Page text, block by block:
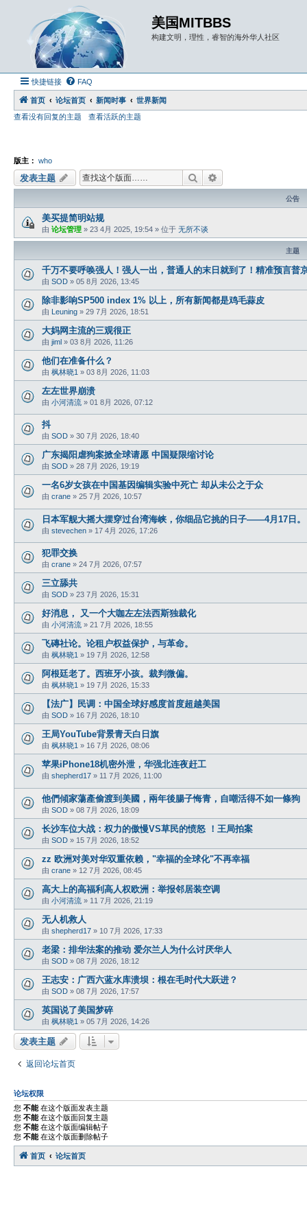
美国MITBBS
构建文明，理性，睿智的海外华人社区
快捷链接 FAQ
首页 论坛首页 新闻时事
世界新闻
查看没有回复的主题
查看活跃的主题
版主： who
发表主题 搜索
公告
美买提简明站规
由 论坛管理 » 23 4月 2025, 19:54 » 位于 无所不谈
主题
千万不要呼唤强人！强人一出，普通人的末日就到了！精准预言普
由 SOD » 05 8月 2026, 13:45
除非影响SP500 index 1% 以上，所有新闻都是鸡毛蒜皮
由 Leuning » 29 7月 2026, 18:51
大妈网主流的三观很正
由 jiml » 03 8月 2026, 11:26
他们在准备什么？
由 枫林晓1 » 03 8月 2026, 11:03
左左世界崩溃
由 小河清流 » 01 8月 2026, 07:12
抖
由 SOD » 30 7月 2026, 18:40
广东揭阳虐狗案掀全球请愿 中国疑限缩讨论
由 SOD » 28 7月 2026, 19:19
一名6岁女孩在中国基因编辑实验中死亡 却从未公之于众
由 crane » 25 7月 2026, 10:57
日本军舰大摇大摆穿过台湾海峡，你细品它挑的日子——4月17日。
由 stevechen » 17 4月 2026, 17:26
犯罪交换
由 crane » 24 7月 2026, 07:57
三立舔共
由 SOD » 23 7月 2026, 15:31
好消息， 又一个大咖左左法西斯独裁化
由 小河清流 » 21 7月 2026, 18:55
飞磚社论。论租户权益保护，与革命。
由 枫林晓1 » 19 7月 2026, 12:58
阿根廷老了。西班牙小孩。裁判微偏。
由 枫林晓1 » 19 7月 2026, 15:33
【法广】民调：中国全球好感度首度超越美国
由 SOD » 16 7月 2026, 18:10
王局YouTube背景青天白日旗
由 枫林晓1 » 16 7月 2026, 08:06
苹果iPhone18机密外泄，华强北连夜赶工
由 shepherd17 » 11 7月 2026, 11:00
他們傾家蕩產偷渡到美國，兩年後腸子悔青，自嘲活得不如一條狗
由 SOD » 08 7月 2026, 18:09
长沙车位大战：权力的傲慢VS草民的愤怒 ！王局拍案
由 SOD » 15 7月 2026, 18:52
zz 欧洲对美对华双重依赖，"幸福的全球化"不再幸福
由 crane » 12 7月 2026, 08:45
高大上的高福利高人权欧洲：举报邻居装空调
由 小河清流 » 11 7月 2026, 21:19
无人机救人
由 shepherd17 » 10 7月 2026, 17:33
老梁：排华法案的推动 爱尔兰人为什么讨厌华人
由 SOD » 08 7月 2026, 18:12
王志安：广西六蓝水库溃坝：根在毛时代大跃进？
由 SOD » 08 7月 2026, 17:57
英国说了美国梦碎
由 枫林晓1 » 05 7月 2026, 14:26
发表主题
返回论坛首页
论坛权限
您 不能 在这个版面发表主题
您 不能 在这个版面回复主题
您 不能 在这个版面编辑帖子
您 不能 在这个版面删除帖子
首页 论坛首页